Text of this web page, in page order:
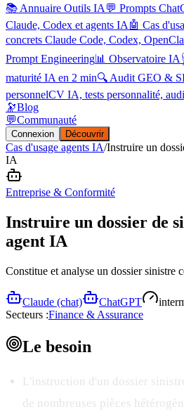
📚 Annuaire Outils IA 💬 Prompts
Claude, Codex et agents IA 🤖 Cas
concrets Claude Code, Codex,
Prompt Engineering📊 Observatoire IA
maturité IA en 2 min🔍 Audit GEO &
personnelCV IA, tests personnalité,
🔭Blog
💬Communauté
Connexion Découvrir
Cas d'usage agents IA/Instruire un
IA
Entreprise & Conformité
Instruire un dossier de
agent IA
Constitue et analyse un dossier sinistre
Claude (chat) ChatGPT
Secteurs :Finance & Assurance
Le besoin
L'instruction d'un dossier
de nombreuses pièces